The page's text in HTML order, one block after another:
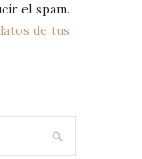
el spam.
de tus